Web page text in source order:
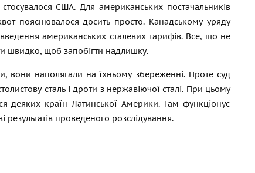
США. Для американських постачальників
пояснювалося досить просто. Канадському уряду
американських сталевих тарифів. Все, що не
швидко, щоб запобігти надлишку.
вони наполягали на їхньому збереженні. Проте суд
сталь і дроти з нержавіючої сталі. При цьому
деяких країн Латинської Америки. Там функціонує
проведеного розслідування.